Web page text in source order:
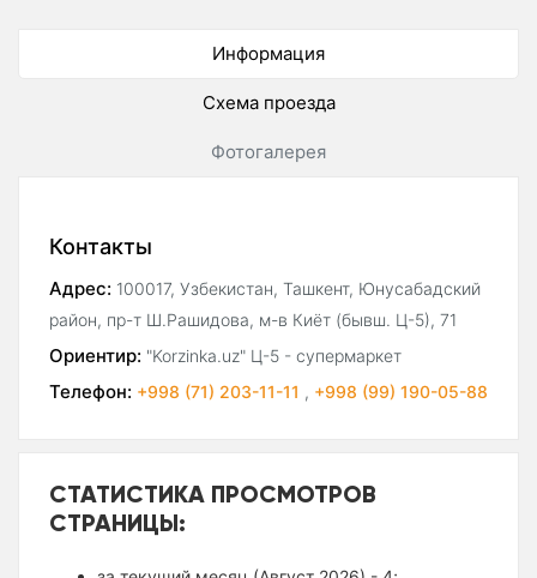
Информация
Схема проезда
Фотогалерея
Контакты
Адрес: 100017, Узбекистан, Ташкент, Юнусабадский
район, пр-т Ш.Рашидова, м-в Киёт (бывш. Ц-5), 71
Ориентир: "Korzinka.uz" Ц-5 - супермаркет
Телефон: +998 (71) 203-11-11 , +998 (99) 190-05-88
СТАТИСТИКА ПРОСМОТРОВ
СТРАНИЦЫ: